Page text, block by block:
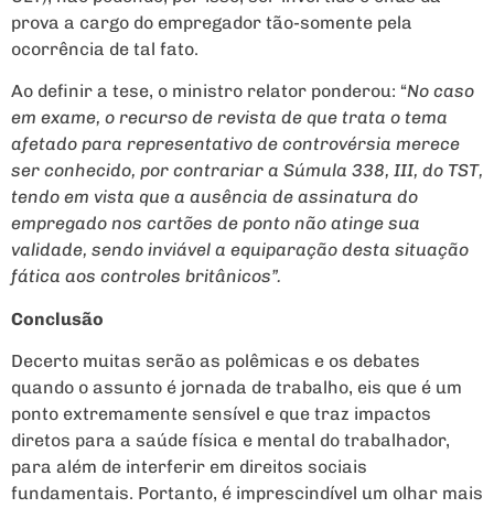
prova a cargo do empregador tão-somente pela
ocorrência de tal fato.
Ao definir a tese, o ministro relator ponderou: “No caso
em exame, o recurso de revista de que trata o tema
afetado para representativo de controvérsia merece
ser conhecido, por contrariar a Súmula 338, III, do TST,
tendo em vista que a ausência de assinatura do
empregado nos cartões de ponto não atinge sua
validade, sendo inviável a equiparação desta situação
fática aos controles britânicos”.
Conclusão
Decerto muitas serão as polêmicas e os debates
quando o assunto é jornada de trabalho, eis que é um
ponto extremamente sensível e que traz impactos
diretos para a saúde física e mental do trabalhador,
para além de interferir em direitos sociais
fundamentais. Portanto, é imprescindível um olhar mais